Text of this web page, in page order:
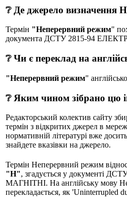
❔ Де джерело визначення
Термін "Неперервний режим"
документа ДСТУ 2815-94
❔ Чи є переклад на
"Неперервний режим"
❔ Яким чином зібрано цю
Редакторський колектив сайту
термін з відкритих джерел в
нормативній літературі вже
знайдете вказівки на джерело.
Термін Неперервний режим
"Н", згадується у документі
МАГНІТНІ. На англійську мову
перекладається, як 'Uninterrupled